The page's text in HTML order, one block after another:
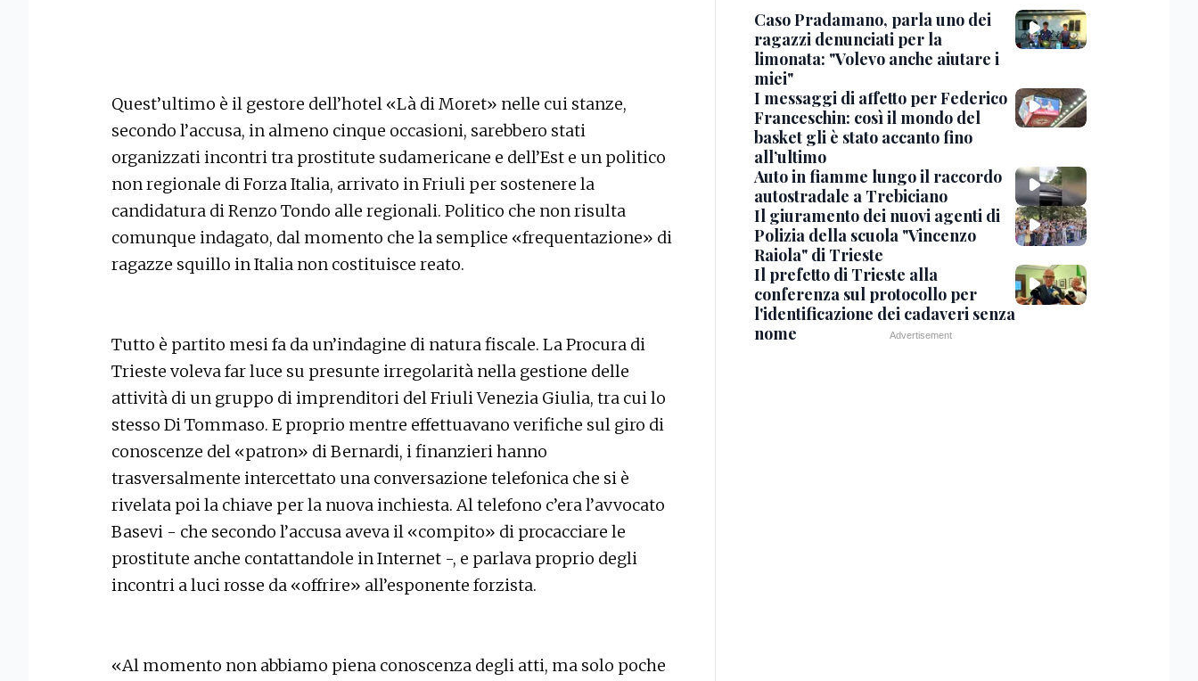
Quest’ultimo è il gestore dell’hotel «Là di Moret» nelle cui stanze,
secondo l’accusa, in almeno cinque occasioni, sarebbero stati
organizzati incontri tra prostitute sudamericane e dell’Est e un politico
non regionale di Forza Italia, arrivato in Friuli per sostenere la
candidatura di Renzo Tondo alle regionali. Politico che non risulta
comunque indagato, dal momento che la semplice «frequentazione» di
ragazze squillo in Italia non costituisce reato.
Tutto è partito mesi fa da un’indagine di natura fiscale. La Procura di
Trieste voleva far luce su presunte irregolarità nella gestione delle
attività di un gruppo di imprenditori del Friuli Venezia Giulia, tra cui lo
stesso Di Tommaso. E proprio mentre effettuavano verifiche sul giro di
conoscenze del «patron» di Bernardi, i finanzieri hanno
trasversalmente intercettato una conversazione telefonica che si è
rivelata poi la chiave per la nuova inchiesta. Al telefono c’era l’avvocato
Basevi - che secondo l’accusa aveva il «compito» di procacciare le
prostitute anche contattandole in Internet -, e parlava proprio degli
incontri a luci rosse da «offrire» all’esponente forzista.
«Al momento non abbiamo piena conoscenza degli atti, ma solo poche
Caso Pradamano, parla uno dei
ragazzi denunciati per la
limonata: "Volevo anche aiutare i
miei"
I messaggi di affetto per Federico
Franceschin: così il mondo del
basket gli è stato accanto fino
all’ultimo
Auto in fiamme lungo il raccordo
autostradale a Trebiciano
Il giuramento dei nuovi agenti di
Polizia della scuola "Vincenzo
Raiola" di Trieste
Il prefetto di Trieste alla
conferenza sul protocollo per
l'identificazione dei cadaveri senza
nome